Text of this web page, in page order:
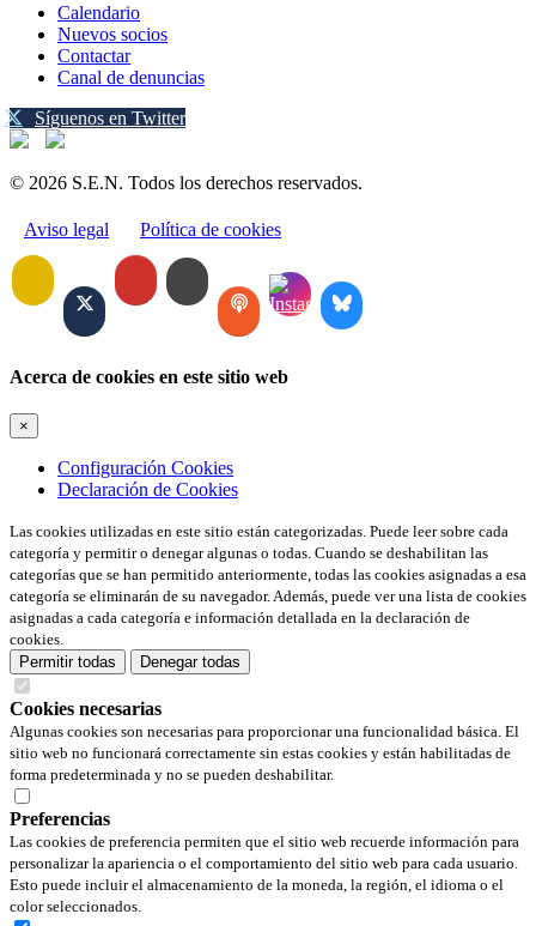
Calendario
Nuevos socios
Contactar
Canal de denuncias
Síguenos en Twitter
© 2026 S.E.N. Todos los derechos reservados.
Aviso legal Política de cookies
Acerca de cookies en este sitio web
×
Configuración Cookies
Declaración de Cookies
Las cookies utilizadas en este sitio están categorizadas. Puede leer sobre cada
categoría y permitir o denegar algunas o todas. Cuando se deshabilitan las
categorías que se han permitido anteriormente, todas las cookies asignadas a esa
categoría se eliminarán de su navegador. Además, puede ver una lista de cookies
asignadas a cada categoría e información detallada en la declaración de
cookies.
Permitir todas
Denegar todas
Cookies necesarias
Algunas cookies son necesarias para proporcionar una funcionalidad básica. El
sitio web no funcionará correctamente sin estas cookies y están habilitadas de
forma predeterminada y no se pueden deshabilitar.
Preferencias
Las cookies de preferencia permiten que el sitio web recuerde información para
personalizar la apariencia o el comportamiento del sitio web para cada usuario.
Esto puede incluir el almacenamiento de la moneda, la región, el idioma o el
color seleccionados.